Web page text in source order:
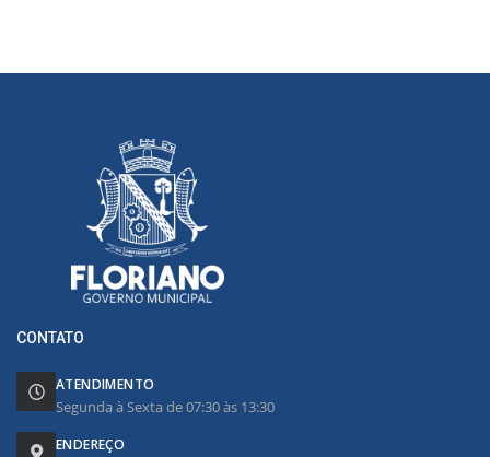
CONTATO
ATENDIMENTO
Segunda à Sexta de 07:30 às 13:30
ENDEREÇO